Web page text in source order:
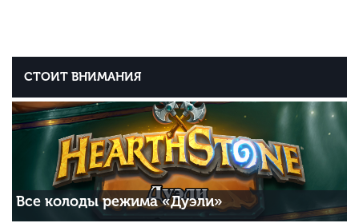
СТОИТ ВНИМАНИЯ
Все колоды режима «Дуэли»